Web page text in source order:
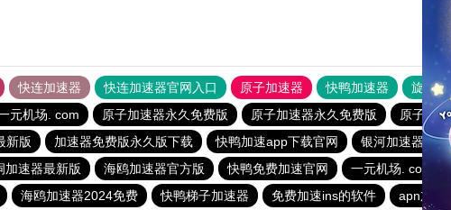
快连加速器 快连加速器官网入口 原子加速器 快鸭加速器 旋风
元机场. com 原子加速器永久免费版 原子加速器永久免费版 原子加
新版 加速器免费版永久版下载 快鸭加速app下载官网 银河加速器
加速器最新版 海鸥加速器官方版 快鸭免费加速官网 一元机场. com
海鸥加速器2024免费 快鸭梯子加速器 免费加速ins的软件 apn加速